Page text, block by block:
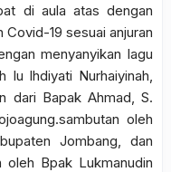
di aula atas dengan
19 sesuai anjuran
menyanyikan lagu
Iu Ihdiyati Nurhaiyinah,
dari Bapak Ahmad, S.
oleh
Jombang, dan
Bpak Lukmanudin